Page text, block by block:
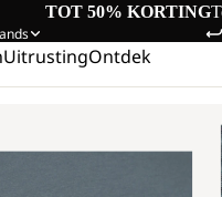
TOT 50% KORTING
UitrustingOntdek